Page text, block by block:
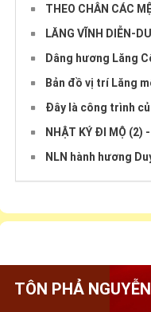
THEO CHÂN CÁC
LĂNG VĨNH DIỄN-
Dâng hương Lăng
Bản đồ vị trí Lăng
Đây là công trình
NHẬT KÝ ĐI MỘ (2)
NLN hành hương
TÔN PHẢ